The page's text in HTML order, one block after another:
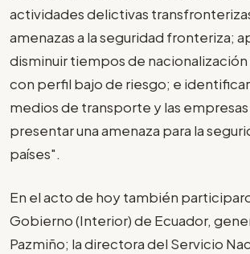
actividades delictivas
amenazas a la seguridad fronteriza;
disminuir tiempos de
con perfil bajo de riesgo; e identificar
medios de transporte y las
presentar una amenaza para la
países".
En el acto de hoy también
Gobierno (Interior) de Ecuador,
Pazmiño; la directora del Servicio